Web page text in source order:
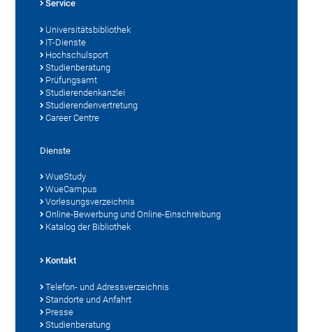
Service
Universitätsbibliothek
IT-Dienste
Hochschulsport
Studienberatung
Prüfungsamt
Studierendenkanzlei
Studierendenvertretung
Career Centre
Dienste
WueStudy
WueCampus
Vorlesungsverzeichnis
Online-Bewerbung und Online-Einschreibung
Katalog der Bibliothek
Kontakt
Telefon- und Adressverzeichnis
Standorte und Anfahrt
Presse
Studienberatung